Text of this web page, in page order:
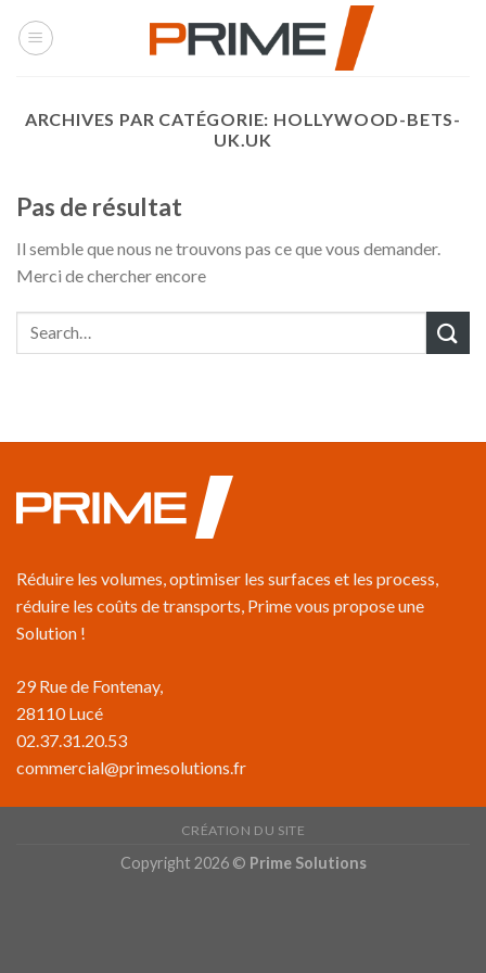
ARCHIVES PAR CATÉGORIE: HOLLYWOOD-BETS-
UK.UK
Pas de résultat
Il semble que nous ne trouvons pas ce que vous demander.
Merci de chercher encore
Réduire les volumes, optimiser les surfaces et les process,
réduire les coûts de transports, Prime vous propose une
Solution !
29 Rue de Fontenay,
28110 Lucé
02.37.31.20.53
commercial@primesolutions.fr
CRÉATION DU SITE
Copyright 2026 © Prime Solutions